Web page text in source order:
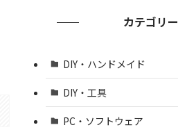
カテゴリー
DIY・ハンドメイド
DIY・工具
PC・ソフトウェア